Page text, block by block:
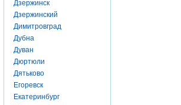
Дзержинск
Дзержинский
Димитровград
Дубна
Дуван
Дюртюли
Дятьково
Егоревск
Екатеринбург